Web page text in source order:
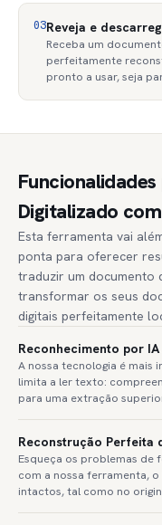
03Reveja e
Receba um
perfeitamente
pronto a usar, seja
Digitalizado
Esta ferramenta vai
ponta para oferecer
traduzir um documento
transformar os seus
digitais perfeitamente
Reconhecimento por IA
A nossa tecnologia é mais
limita a ler texto:
para uma extração
Reconstrução Perfeita
Esqueça os problemas de
com a nossa ferramenta,
intactos, tal como no